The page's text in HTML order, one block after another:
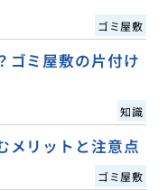
ゴミ屋敷
ゴミ屋敷の片付け
知識
メリットと注意点
ゴミ屋敷